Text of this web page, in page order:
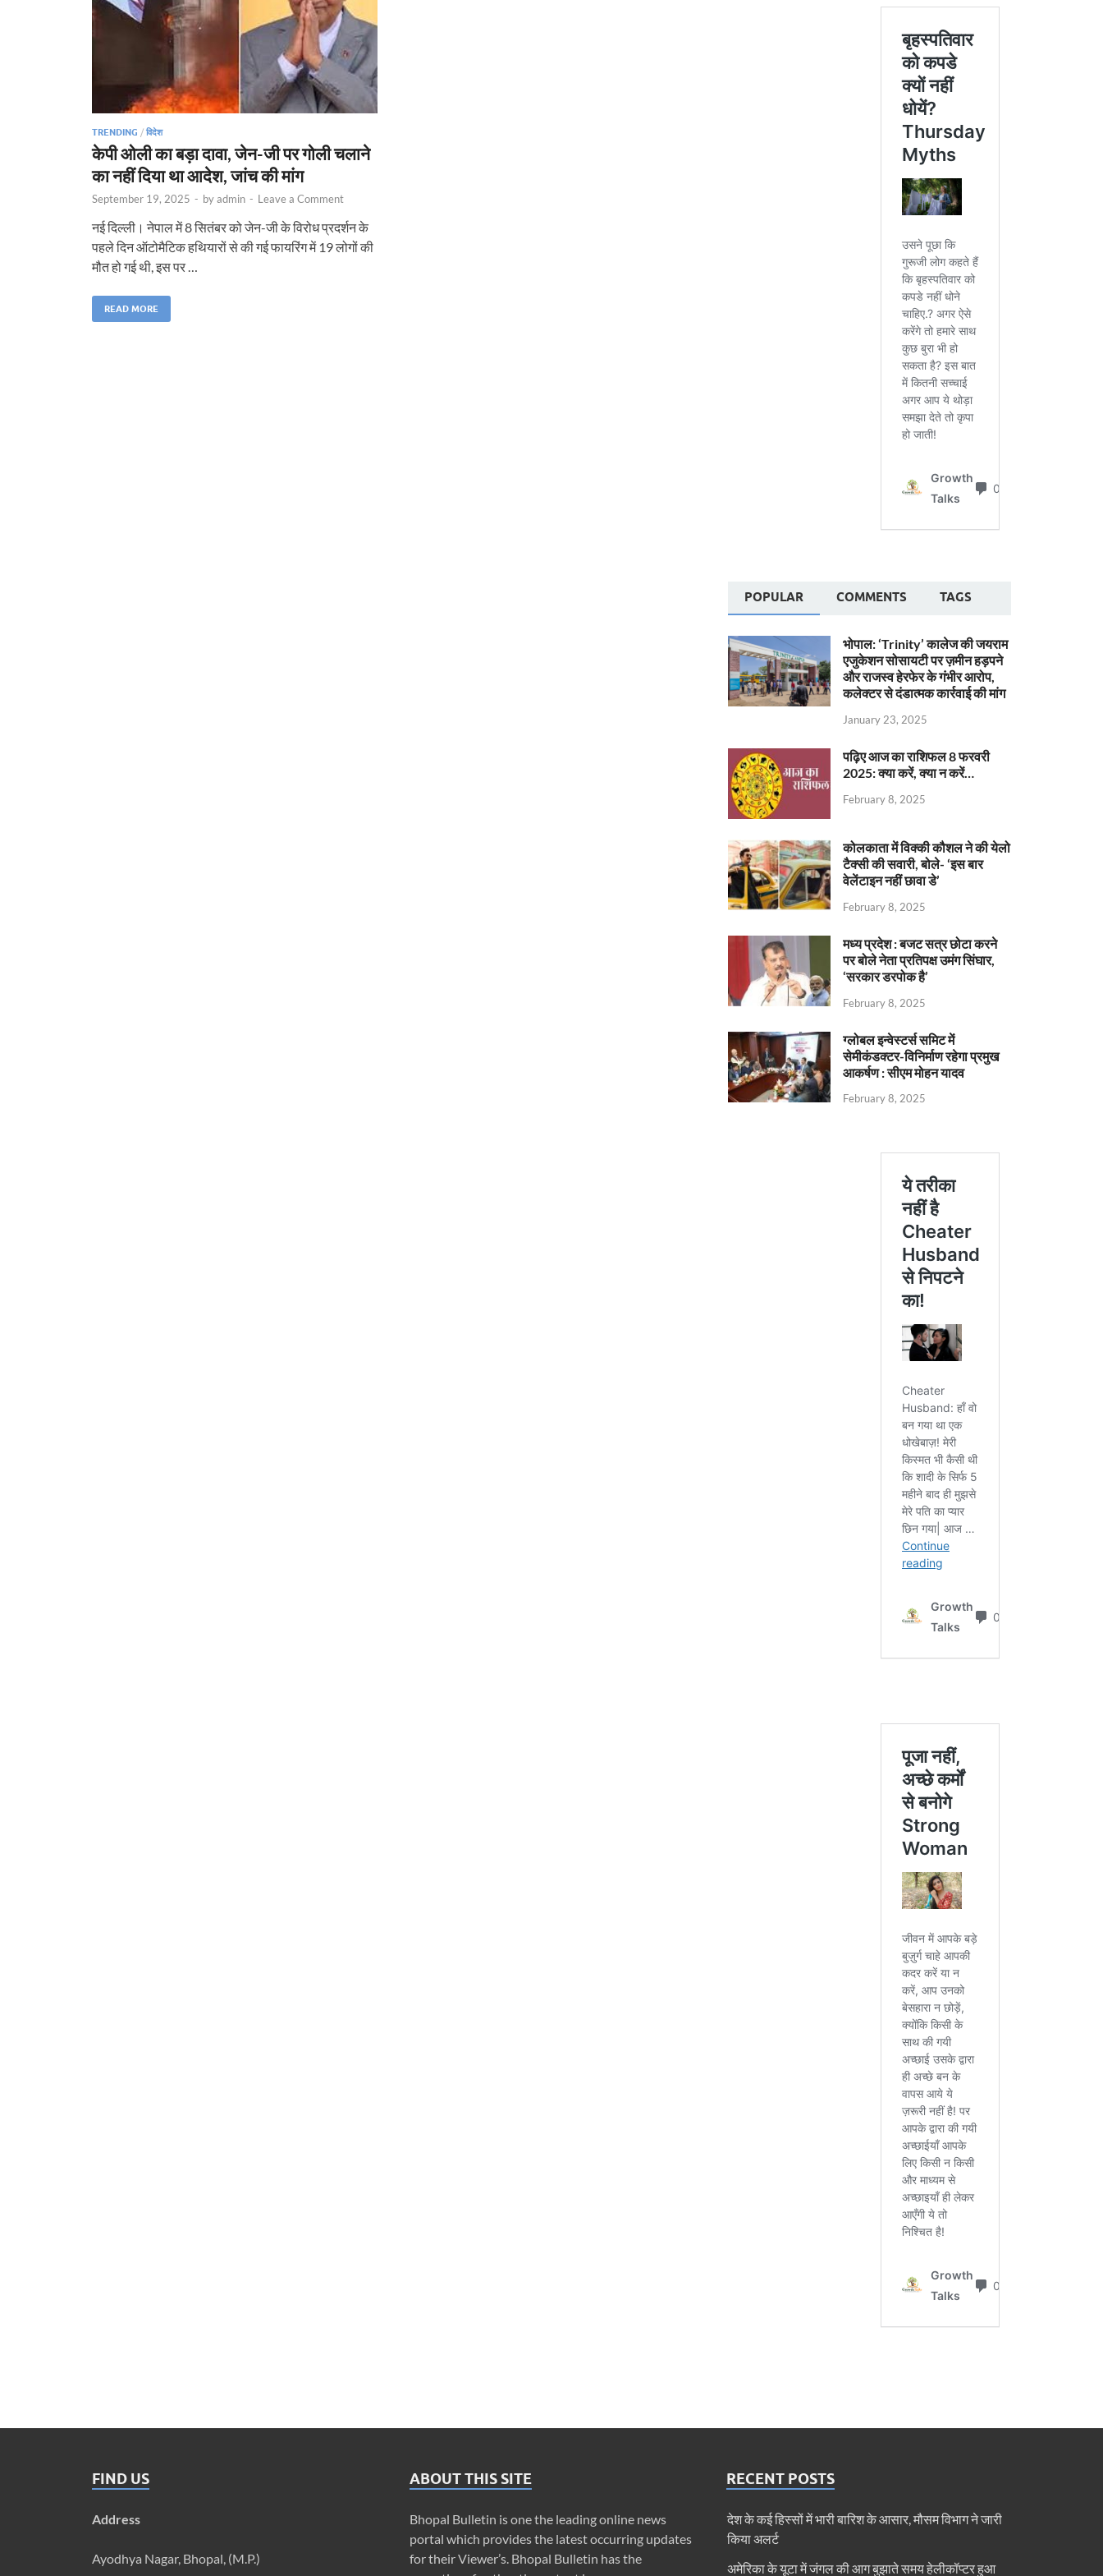
TRENDING / विदेश
केपी ओली का बड़ा दावा, जेन-जी पर गोली चलाने
का नहीं दिया था आदेश, जांच की मांग
September 19, 2025 - byadmin - Leave a Comment
नई दिल्ली। नेपाल में 8 सितंबर को जेन-जी के विरोध प्रदर्शन के
पहले दिन ऑटोमैटिक हथियारों से की गई फायरिंग में 19 लोगों की
मौत हो गई थी, इस पर …
READ MORE
POPULAR COMMENTS TAGS
भोपाल: ‘Trinity’ कालेज की जयराम
एजुकेशन सोसायटी पर ज़मीन हड़पने
और राजस्व हेरफेर के गंभीर आरोप,
कलेक्टर से दंडात्मक कार्रवाई की मांग
January 23, 2025
पढ़िए आज का राशिफल 8 फरवरी
2025: क्या करें, क्या न करें…
February 8, 2025
कोलकाता में विक्की कौशल ने की येलो
टैक्सी की सवारी, बोले- ‘इस बार
वेलेंटाइन नहीं छावा डे’
February 8, 2025
मध्य प्रदेश : बजट सत्र छोटा करने
पर बोले नेता प्रतिपक्ष उमंग सिंघार,
‘सरकार डरपोक है’
February 8, 2025
ग्लोबल इन्वेस्टर्स समिट में
सेमीकंडक्टर-विनिर्माण रहेगा प्रमुख
आकर्षण : सीएम मोहन यादव
February 8, 2025
FIND US
Address
Ayodhya Nagar, Bhopal, (M.P.)
ABOUT THIS SITE
Bhopal Bulletin is one the leading online news
portal which provides the latest occurring updates
for their Viewer’s. Bhopal Bulletin has the
RECENT POSTS
देश के कई हिस्सों में भारी बारिश के आसार, मौसम विभाग ने जारी
किया अलर्ट
अमेरिका के यूटा में जंगल की आग बुझाते समय हेलीकॉप्टर हुआ